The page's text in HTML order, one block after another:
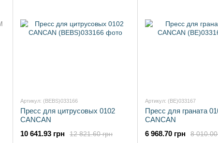
Артикул: (BEBS)033166
Пресс для цитрусовых 0102
CANCAN
12 821.60 грн
10 641.93 грн
Артикул: (BE)033167
Пресс для граната
CANCAN
8 010.00
6 968.70 грн